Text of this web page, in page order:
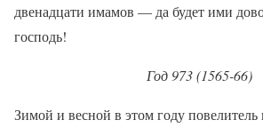
двенадцати имамов — да будет ими
господь!
Год 973 (1565-66)
Зимой и весной в этом году повелитель